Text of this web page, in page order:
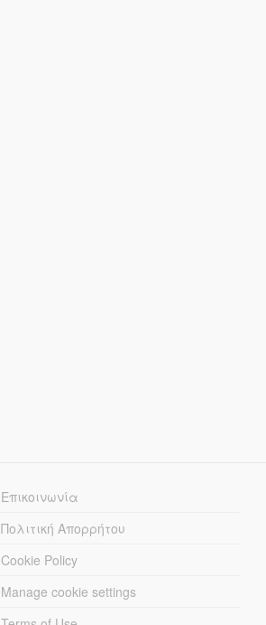
Επικοινωνία
Πολιτική Απορρήτου
Cookie Policy
Manage cookie settings